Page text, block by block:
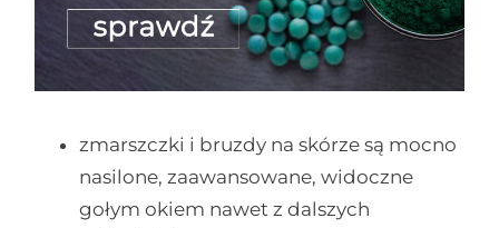
zmarszczki i bruzdy na skórze są mocno
nasilone, zaawansowane, widoczne
gołym okiem nawet z dalszych